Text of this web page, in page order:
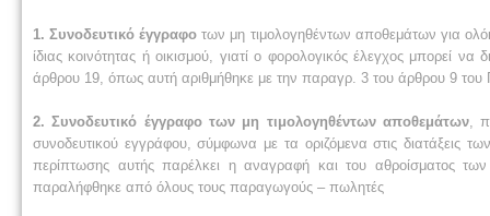
1. Συνοδευτικό έγγραφο των μη τιμολογηθέντων αποθεμάτων για
ίδιας κοινότητας ή οικισμού, γιατί ο φορολογικός έλεγχος μπορεί
άρθρου 19, όπως αυτή αριθμήθηκε με την παραγρ. 3 του άρθρου 9 του
2. Συνοδευτικό έγγραφο των μη τιμολογηθέντων αποθεμάτων ,
συνοδευτικού εγγράφου, σύμφωνα με τα οριζόμενα στις
περίπτωσης αυτής παρέλκει η αναγραφή και του αθροίσματος
παραλήφθηκε από όλους τους παραγωγούς – πωλητές